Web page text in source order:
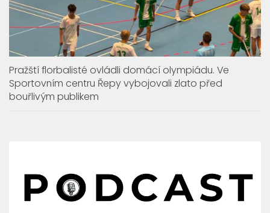
Pražští florbalisté ovládli domácí olympiádu. Ve
Sportovním centru Řepy vybojovali zlato před
bouřlivým publikem